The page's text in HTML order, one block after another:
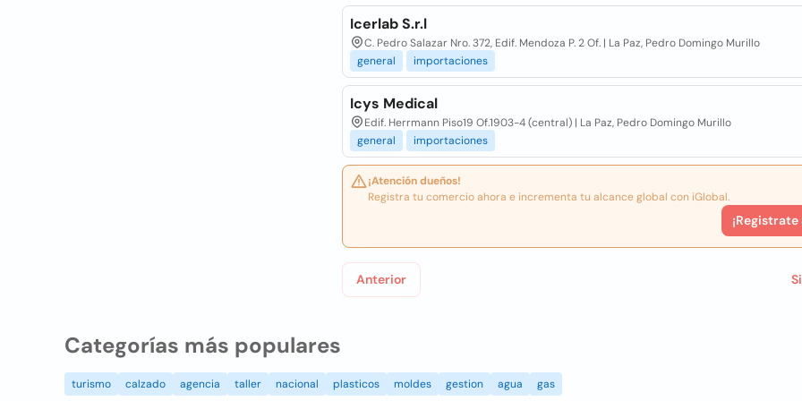
Icerlab S.r.l
C. Pedro Salazar Nro. 372, Edif. Mendoza P. 2 Of. | La Paz, Pedro Domingo Murillo
general
importaciones
Icys Medical
Edif. Herrmann Piso19 Of.1903-4 (central) | La Paz, Pedro Domingo Murillo
general
importaciones
¡Atención dueños!
Registra tu comercio ahora e incrementa tu alcance global con iGlobal.
¡Registrate
Anterior
Categorías más populares
turismo calzado agencia taller nacional plasticos moldes gestion agua gas